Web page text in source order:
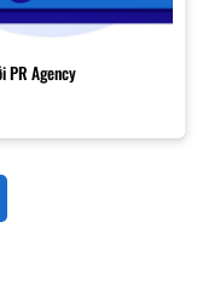
PR Agency